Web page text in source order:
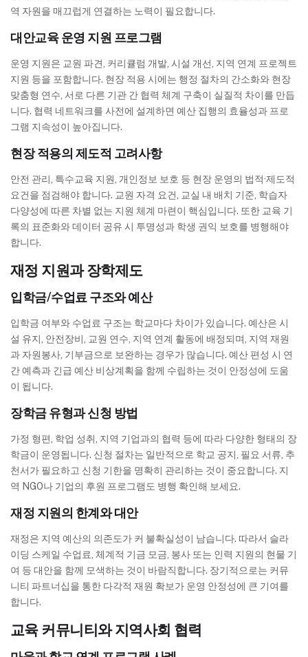
역 자원을 매끄럽게 연결하는 노력이 필요합니다.
대안교육 운영 지원 프로그램
운영 지원은 교원 파견, 커리큘럼 개발, 시설 개선, 지역 연계 프로젝트
지원 등을 포함합니다. 현장 적용 시에는 행정 절차의 간소화와 현장
맞춤형 연수, 서로 다른 기관 간 협력 체계 구축이 실질적 차이를 만듭
니다. 협력 네트워크를 사전에 설계하면 예산 집행의 효율성과 프로
그램 지속성이 높아집니다.
현장 적용의 제도적 고려사항
안전 관리, 특수교육 지원, 개인정보 보호 등 현장 운영의 법적·제도적
요건을 점검해야 합니다. 교원 자격 요건, 교실 내 배치 기준, 학습자
다양성에 따른 차별 없는 지원 체계 마련이 핵심입니다. 또한 교육 기
록의 표준화와 데이터 공유 시 투명성과 학생 권익 보호를 병행해야
합니다.
재정 지원과 장학제도
입학금/수업료 구조와 예산
입학금 여부와 수업료 구조는 학교마다 차이가 있습니다. 예산은 시
설 유지, 안전장비, 교원 연수, 지역 연계 활동에 배정되며, 지역 재원
과 자원봉사, 기부금으로 보완하는 경우가 많습니다. 예산 편성 시 연
간 예측과 긴급 예산 비상계획을 함께 수립하는 것이 안정성에 도움
이 됩니다.
장학금 유형과 신청 방법
가정 형편, 학업 성취, 지역 기업과의 협력 등에 따라 다양한 형태의 장
학금이 운영됩니다. 신청 절차는 일반적으로 학교 공지, 필요 서류, 추
천서가 필요하고 신청 기한을 명확히 관리하는 것이 중요합니다. 지
역 NGO나 기업의 후원 프로그램도 병행 확인해 보세요.
재정 지원의 한계와 대안
재정은 지역 예산의 의존도가 커 불확실성이 남습니다. 따라서 슬라
이딩 스케일 수업료, 체계적 기금 모금, 봉사 또는 인력 지원의 현물 기
여 등 대안을 함께 모색하는 것이 바람직합니다. 장기적으로는 커뮤
니티 파트너십을 통한 다각적 재원 확보가 운영 안정성에 큰 기여를
합니다.
교육 커뮤니티와 지역사회 협력